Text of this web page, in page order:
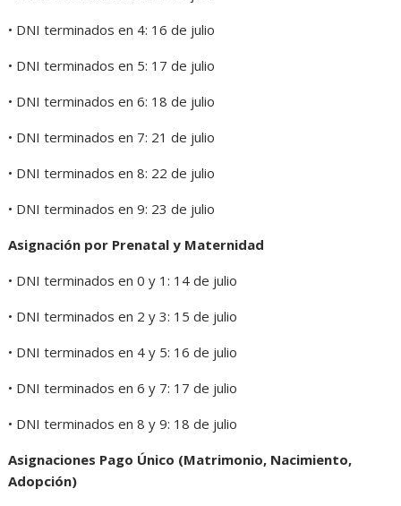
• DNI terminados en 4: 16 de julio
• DNI terminados en 5: 17 de julio
• DNI terminados en 6: 18 de julio
• DNI terminados en 7: 21 de julio
• DNI terminados en 8: 22 de julio
• DNI terminados en 9: 23 de julio
Asignación por Prenatal y Maternidad
• DNI terminados en 0 y 1: 14 de julio
• DNI terminados en 2 y 3: 15 de julio
• DNI terminados en 4 y 5: 16 de julio
• DNI terminados en 6 y 7: 17 de julio
• DNI terminados en 8 y 9: 18 de julio
Asignaciones Pago Único (Matrimonio, Nacimiento,
Adopción)